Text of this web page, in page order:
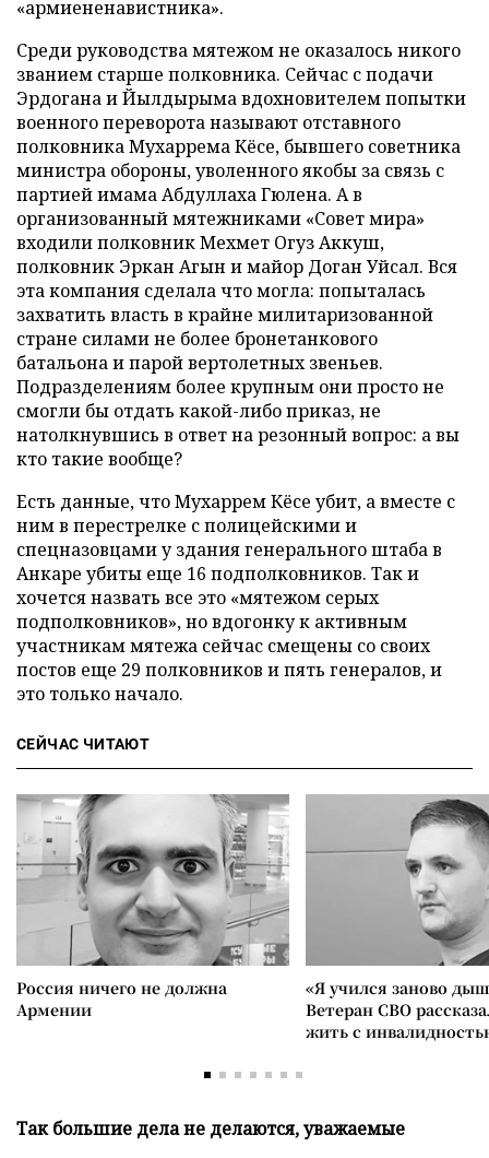
«армиененавистника».
Среди руководства мятежом не оказалось никого
званием старше полковника. Сейчас с подачи
Эрдогана и Йылдырыма вдохновителем попытки
военного переворота называют отставного
полковника Мухаррема Кёсе, бывшего советника
министра обороны, уволенного якобы за связь с
партией имама Абдуллаха Гюлена. А в
организованный мятежниками «Совет мира»
входили полковник Мехмет Огуз Аккуш,
полковник Эркан Агын и майор Доган Уйсал. Вся
эта компания сделала что могла: попыталась
захватить власть в крайне милитаризованной
стране силами не более бронетанкового
батальона и парой вертолетных звеньев.
Подразделениям более крупным они просто не
смогли бы отдать какой-либо приказ, не
натолкнувшись в ответ на резонный вопрос: а вы
кто такие вообще?
Есть данные, что Мухаррем Кёсе убит, а вместе с
ним в перестрелке с полицейскими и
спецназовцами у здания генерального штаба в
Анкаре убиты еще 16 подполковников. Так и
хочется назвать все это «мятежом серых
подполковников», но вдогонку к активным
участникам мятежа сейчас смещены со своих
постов еще 29 полковников и пять генералов, и
это только начало.
СЕЙЧАС ЧИТАЮТ
Россия ничего не должна
Армении
«Я учился заново
Ветеран СВО
жить с
Так большие дела не делаются, уважаемые